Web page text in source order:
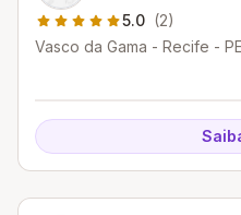
5.0 (2)
Vasco da Gama - Recife - PE